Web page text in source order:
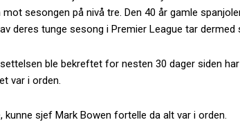
sesongen på nivå tre. Den 40 år gamle
deres tunge sesong i Premier League tar dermed
ble bekreftet for nesten 30 dager siden
var i orden.
kunne sjef Mark Bowen fortelle da alt var i orden.